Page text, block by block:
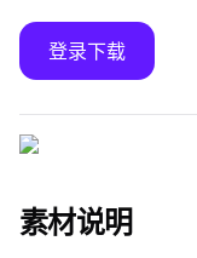
登录下载
素材说明